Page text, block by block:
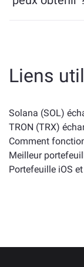
— qu'il s'agisse
d'une
alternatives
positions de
actifs
principale.
Liens
Solana (SOL)
TRON (TRX)
Comment
Meilleur
Portefeuille iOS